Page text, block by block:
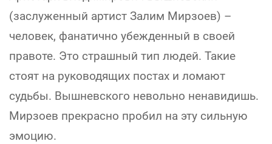
(заслуженный артист Залим Мирзоев) –
человек, фанатично убежденный в своей
правоте. Это страшный тип людей. Такие
стоят на руководящих постах и ломают
судьбы. Вышневского невольно ненавидишь.
Мирзоев прекрасно пробил на эту сильную
эмоцию.